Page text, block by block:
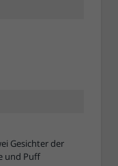
Gesichter der
und Puff